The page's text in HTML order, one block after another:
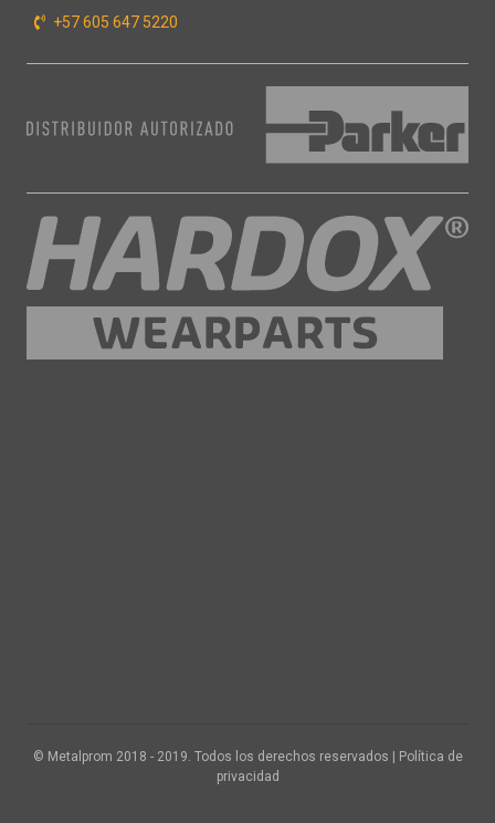
+57 605 647 5220
© Metalprom 2018 - 2019. Todos los derechos reservados | Política de
privacidad